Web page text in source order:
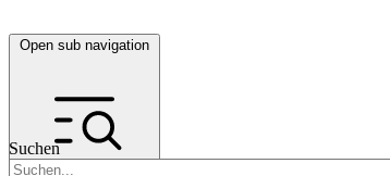
Open sub navigation
Suchen